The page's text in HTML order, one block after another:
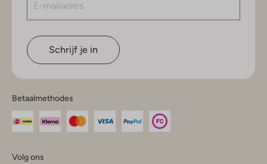
Schrijf je in
Betaalmethodes
Volg ons